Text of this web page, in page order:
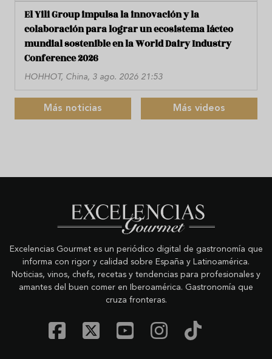
El Yili Group impulsa la innovación y la
colaboración para lograr un ecosistema lácteo
mundial sostenible en la World Dairy Industry
Conference 2026
HOHHOT, China, 3 ago. 2026 21:53
Más noticias Más videos
Excelencias Gourmet es un periódico digital de gastronomía que
informa con rigor y calidad sobre España y Latinoamérica.
Noticias, vinos, chefs, recetas y tendencias para profesionales y
amantes del buen comer en Iberoamérica. Gastronomía que
cruza fronteras.